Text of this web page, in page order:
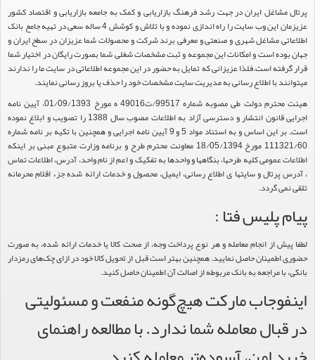
پرتال مشاغل ایران در جهت رشد فرهنگ بازاریابی و کمک به جامعه بازاریابی و اقتصاد کشور
عزیزمان این وب سایت را راه اندازی نموده و با تلاش و کوشش 4 ساله سعی در تهیه جامع بانک
اطلاعاتی مشاغل شهری و صنعتی و معرفی برند شرکت و محصولات شما عزیزان در سطح ایران و
جهان بوده است و امکانات این مجموعه و ثبت مشخصات شغلی شما بصورت رایگان در اختیار شما
قرار گرفته است.فلذا عزیزانی که تمایل به حضور در این مجموعه اطلاعاتی در سایت ما را ندارند
میتوانند با اطلاع رسانی به مدیریت سایت مشخصات خود را حذف یا بروز رسانی نمایند.
هیئت محترم دولت طی مصوبه شماره 99517/ت49016 ه مورخ 01/09/1393، آیین نامه
اجرایی قانون انتشار و دسترسی آزاد به اطلاعات مصوب سال 1388 را تصویب و ابلاغ نموده
است. بر این اساس و به استناد مواد 5 و 9 آیین نامه اجرایی و همچنین با تکیه بر نامه شماره
111321/60 مورخ 18/05/1394 معاونت محترم طرح و برنامه وزارت متبوع مبنی بر اینکه
اطلاعات عمومی کلیه طرحها، بنگاهها و واحدها به تفکیک و اعم از نام واحد، آدرس، اطلاعات تماس
، آدرس پرتال و سایتها ی اطلاع رسانی، ایمیل، محصول و خدمات ارائه شده جزء اقلام محرمانه
تلقی نمی گردد.
پیام پلیس فتا :
لطفا پیش از انجام معامله و هر نوع پرداخت وجه، از صحت کالا یا خدمات ارائه شده، به صورت
حضوری اطمینان حاصل نمایید. همچنین بهتر است قبل از تحویل کالا خود در ازای چک‌های رمزدار
بانکی، با مراجعه به بانک مربوطه از اصالت آن اطمینان حاصل کنید.
اینفوجاب مارکت هیچ‌گونه منفعت و مسئولیتی
در قبال معامله شما ندارد. با مطالعه راهنمای